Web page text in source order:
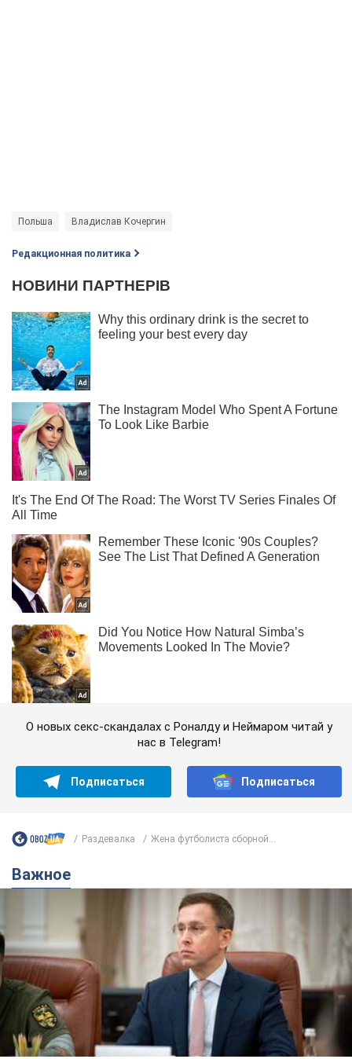
Польша Владислав Кочергин
Редакционная политика
О новых секс-скандалах с Роналду и Неймаром читай у
нас в Telegram!
Подписаться Подписаться
Раздевалка Жена футболиста сборной...
Важное